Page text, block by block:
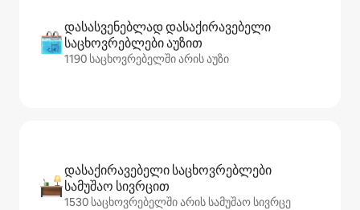
დასასვენებლად დასაქირავებელი
საცხოვრებლები აუზით
1190 საცხოვრებელში არის აუზი
დასაქირავებელი საცხოვრებლები
სამუშაო სივრცით
1530 საცხოვრებელში არის სამუშაო სივრცე